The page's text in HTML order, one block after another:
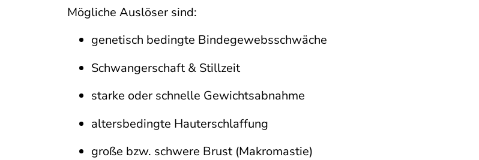
Mögliche Auslöser sind:
genetisch bedingte Bindegewebsschwäche
Schwangerschaft & Stillzeit
starke oder schnelle Gewichtsabnahme
altersbedingte Hauterschlaffung
große bzw. schwere Brust (Makromastie)